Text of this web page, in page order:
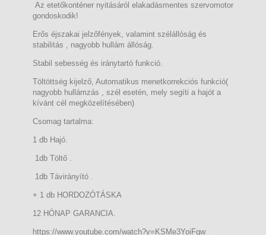
Az etetőkonténer nyitásáról elakadásmentes szervomotor
gondoskodik!
Erős éjszakai jelzőfények, valamint szélállóság és
stabilitás , nagyobb hullám állóság.
Stabil sebesség és iránytartó funkció.
Töltöttség kijelző, Automatikus menetkorrekciós funkció(
nagyobb hullámzás , szél esetén, mely segíti a hajót a
kívánt cél megközelítésében)
Csomag tartalma:
1 db Hajó.
1db Töltő .
1db Távirányító .
+ 1 db HORDOZÓTÁSKA
12 HÓNAP GARANCIA.
https://www.youtube.com/watch?v=KSMe3YoiFgw